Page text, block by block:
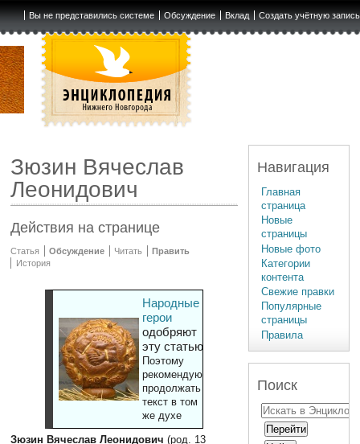
Вы не представились системе Обсуждение Вклад Создать учётную запись
Зюзин Вячеслав
Леонидович
Действия на странице
Статья Обсуждение Читать
Править
История
Народные
герои
одобряют
эту статью
Поэтому
рекомендуют
продолжать
текст в том
же духе
Зюзин Вячеслав Леонидович (род. 13
Навигация
Главная
страница
Новые
страницы
Новые фото
Категории
контента
Свежие правки
Популярные
страницы
Правила
Поиск